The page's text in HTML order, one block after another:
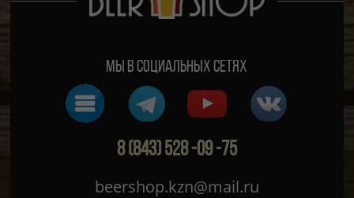
Мы в социальных сетях
8 (843) 528 -09 -75
beershop.kzn@mail.ru